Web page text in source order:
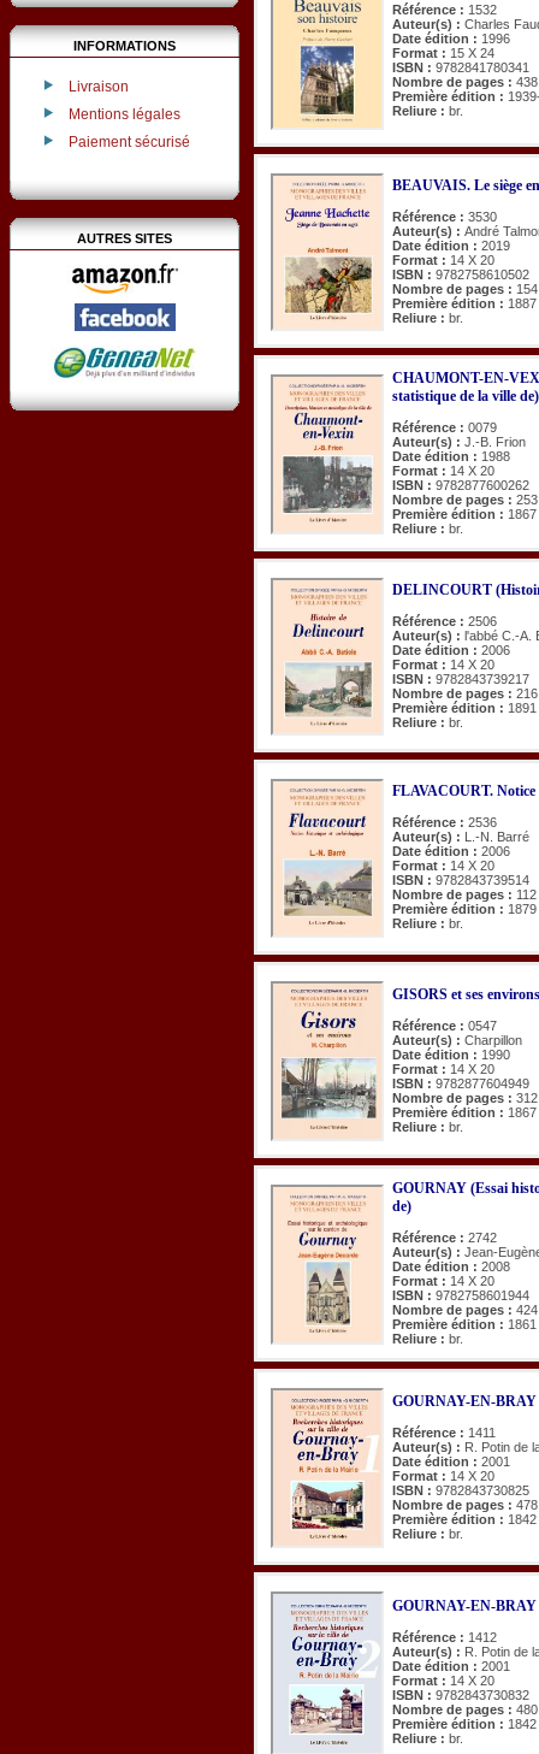
INFORMATIONS
Livraison
Mentions légales
Paiement sécurisé
AUTRES SITES
Référence : 1532
Auteur(s) : Charles
Date édition : 1996
Format : 15 X 24
ISBN : 9782841780341
Nombre de pages : 438
Première édition :
Reliure : br.
BEAUVAIS. Le siège
Référence : 3530
Auteur(s) : André
Date édition : 2019
Format : 14 X 20
ISBN : 9782758610502
Nombre de pages : 154
Première édition : 1887
Reliure : br.
CHAUMONT-EN-
statistique de la ville de)
Référence : 0079
Auteur(s) : J.-B. Frion
Date édition : 1988
Format : 14 X 20
ISBN : 9782877600262
Nombre de pages : 253
Première édition : 1867
Reliure : br.
DELINCOURT
Référence : 2506
Auteur(s) : l'abbé C.-A.
Date édition : 2006
Format : 14 X 20
ISBN : 9782843739217
Nombre de pages : 216
Première édition : 1891
Reliure : br.
FLAVACOURT.
Référence : 2536
Auteur(s) : L.-N. Barré
Date édition : 2006
Format : 14 X 20
ISBN : 9782843739514
Nombre de pages : 112
Première édition : 1879
Reliure : br.
GISORS et ses environs
Référence : 0547
Auteur(s) : Charpillon
Date édition : 1990
Format : 14 X 20
ISBN : 9782877604949
Nombre de pages : 312
Première édition : 1867
Reliure : br.
GOURNAY (Essai
de)
Référence : 2742
Auteur(s) : Jean-
Date édition : 2008
Format : 14 X 20
ISBN : 9782758601944
Nombre de pages : 424
Première édition : 1861
Reliure : br.
GOURNAY-EN-BRAY
Référence : 1411
Auteur(s) : R. Potin de
Date édition : 2001
Format : 14 X 20
ISBN : 9782843730825
Nombre de pages : 478
Première édition : 1842
Reliure : br.
GOURNAY-EN-BRAY
Référence : 1412
Auteur(s) : R. Potin de
Date édition : 2001
Format : 14 X 20
ISBN : 9782843730832
Nombre de pages : 480
Première édition : 1842
Reliure : br.